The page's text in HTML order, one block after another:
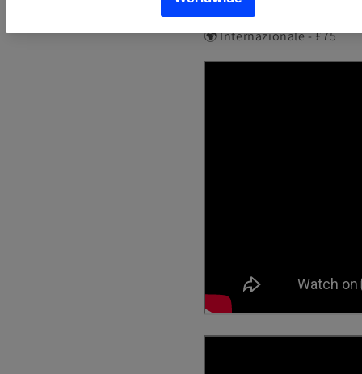
🇪🇺 Europa - £45
🌍 Internazionale - £75